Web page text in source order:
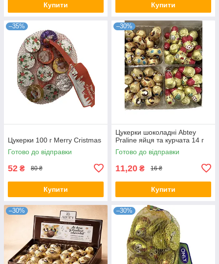
Купити Купити
–35%
Цукерки 100 г Merry Cristmas
Готово до відправки
52 ₴ 80 ₴
Купити
–30%
Цукерки шоколадні Abtey
Praline яйця та курчата 14 г
Готово до відправки
11,20 ₴ 16 ₴
Купити
–30% –30%